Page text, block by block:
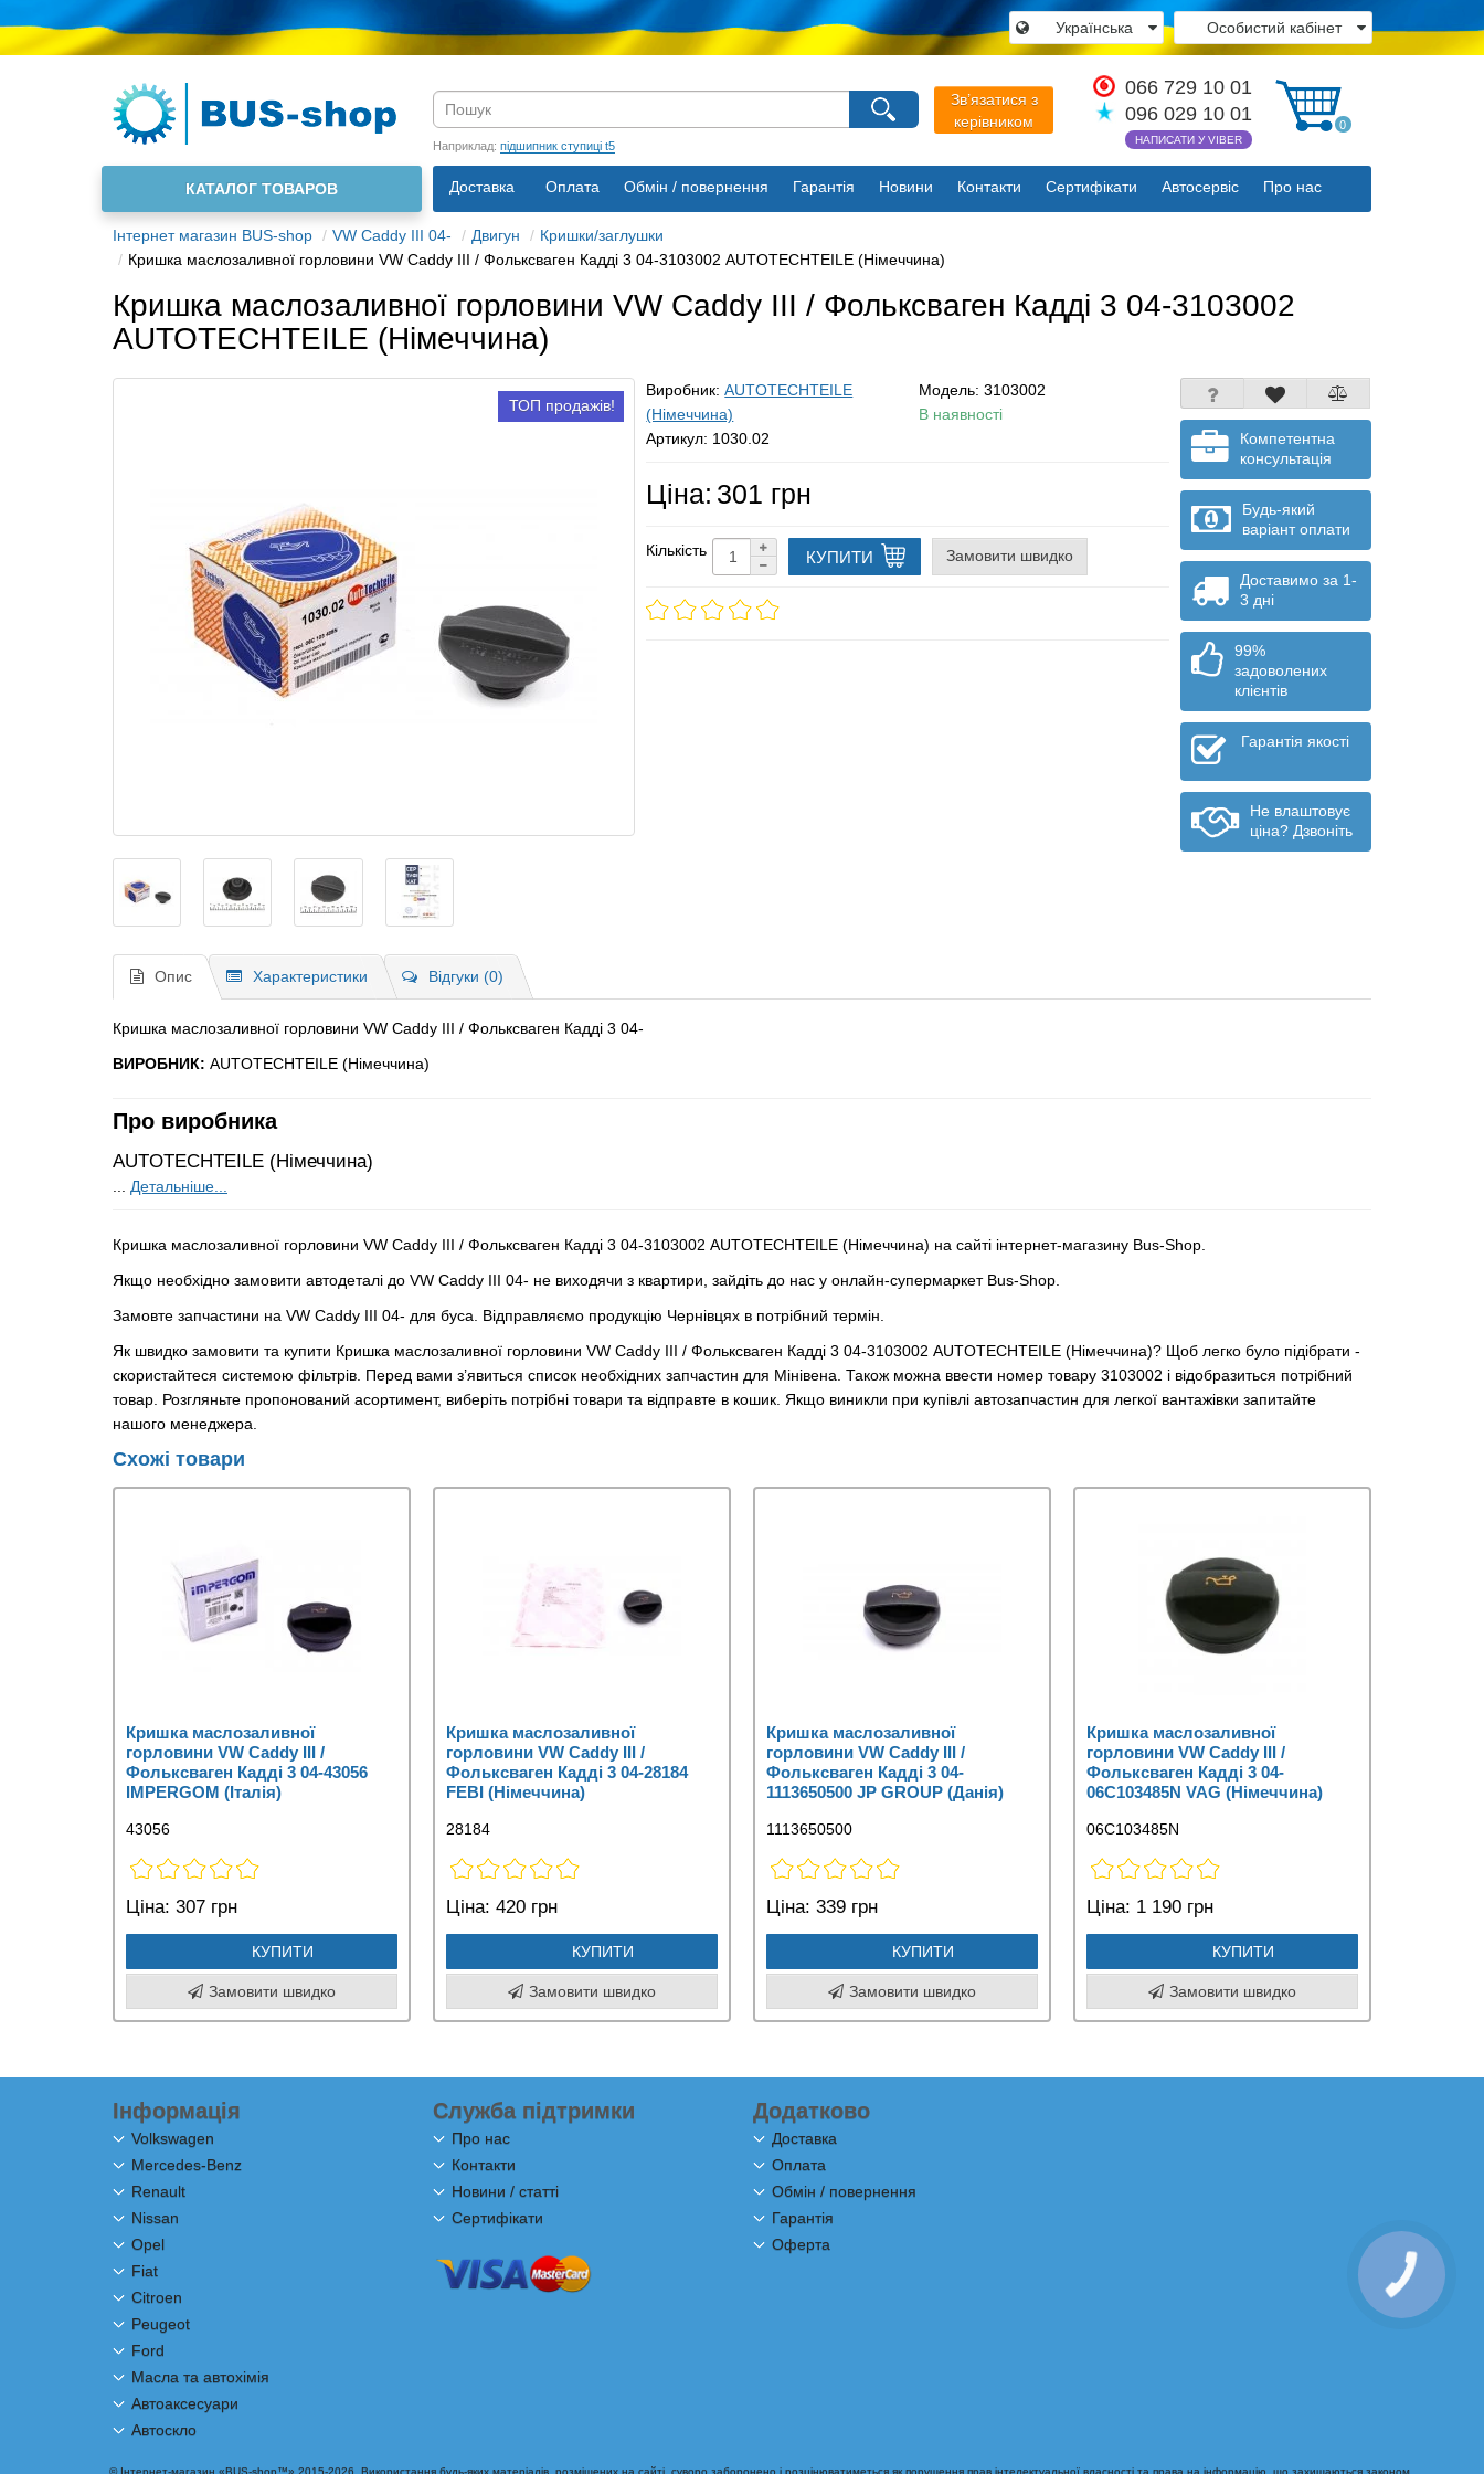
Особистий кабінет
Українська
Зв’язатися з
керівником
066 729 10 01
096 029 10 01
НАПИСАТИ У VIBER
0
Наприклад: підшипник ступиці t5
Доставка Оплата Обмін / повернення Гарантія Новини Контакти Сертифікати Автосервіс Про нас
КАТАЛОГ ТОВАРОВ
Інтернет магазин BUS-shop VW Caddy III 04- Двигун
Кришки/заглушки
Кришка маслозаливної горловини VW Caddy III / Фольксваген Кадді 3 04-3103002 AUTOTECHTEILE (Німеччина)
×
Мова магазину
Кришка маслозаливної горловини VW Caddy III / Фольксваген Кадді 3 04-3103002
AUTOTECHTEILE (Німеччина)
ТОП продажів!
Виробник:AUTOTECHTEILE
(Німеччина)
Модель: 3103002
В наявності
Артикул: 1030.02
Ціна: 301 грн
Кількість КУПИТИ Замовити швидко
Компетентна
консультація
Будь-який
варіант оплати
Доставимо за 1-
3 дні
99%
задоволених
клієнтів
Гарантія якості
Не влаштовує
ціна? Дзвоніть
Опис Характеристики Відгуки (0)
Кришка маслозаливної горловини VW Caddy III / Фольксваген Кадді 3 04-
ВИРОБНИК: AUTOTECHTEILE (Німеччина)
Про виробника
AUTOTECHTEILE (Німеччина)
... Детальніше...
Кришка маслозаливної горловини VW Caddy III / Фольксваген Кадді 3 04-3103002 AUTOTECHTEILE (Німеччина) на сайті інтернет-магазину Bus-Shop.
Якщо необхідно замовити автодеталі до VW Caddy III 04- не виходячи з квартири, зайдіть до нас у онлайн-супермаркет Bus-Shop.
Замовте запчастини на VW Caddy III 04- для буса. Відправляємо продукцію Чернівцях в потрібний термін.
Як швидко замовити та купити Кришка маслозаливної горловини VW Caddy III / Фольксваген Кадді 3 04-3103002 AUTOTECHTEILE (Німеччина)? Щоб легко було підібрати -
скористайтеся системою фільтрів. Перед вами з’явиться список необхідних запчастин для Мінівена. Також можна ввести номер товару 3103002 і відобразиться потрібний
товар. Розгляньте пропонований асортимент, виберіть потрібні товари та відправте в кошик. Якщо виникли при купівлі автозапчастин для легкої вантажівки запитайте
нашого менеджера.
Схожі товари
Кришка маслозаливної
горловини VW Caddy III /
Фольксваген Кадді 3 04-43056
IMPERGOM (Італія)
43056
Ціна: 307 грн
КУПИТИ
Замовити швидко
Кришка маслозаливної
горловини VW Caddy III /
Фольксваген Кадді 3 04-28184
FEBI (Німеччина)
28184
Ціна: 420 грн
КУПИТИ
Замовити швидко
Кришка маслозаливної
горловини VW Caddy III /
Фольксваген Кадді 3 04-
1113650500 JP GROUP (Данія)
1113650500
Ціна: 339 грн
КУПИТИ
Замовити швидко
Кришка маслозаливної
горловини VW Caddy III /
Фольксваген Кадді 3 04-
06C103485N VAG (Німеччина)
06C103485N
Ціна: 1 190 грн
КУПИТИ
Замовити швидко
Інформація
Volkswagen
Mercedes-Benz
Renault
Nissan
Opel
Fiat
Citroen
Peugeot
Ford
Масла та автохімія
Автоаксесуари
Автоскло
Служба підтримки
Про нас
Контакти
Новини / статті
Сертифікати
Додатково
Доставка
Оплата
Обмін / повернення
Гарантія
Оферта
© Інтернет-магазин «BUS-shop™» 2015-2026. Використання будь-яких матеріалів, розміщених на сайті, суворо заборонено і розцінюватиметься як порушення прав інтелектуальної власності та права на інформацію, що захищаються законом.